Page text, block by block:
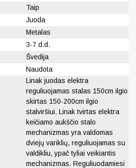
Taip
Juoda
Metalas
3-7 d.d.
Švedija
Naudota
Linak juodas elektra
reguliuojamas stalas 150cm ilgio
skirtas 150-200cm ilgio
stalviršiui. Linak tvirtas elektra
keičiamo aukščio stalo
mechanizmas yra valdomas
dviejų variklių, reguliuojamas su
valdikliu, ypač tyliai veikiantis
mechanizmas. Reguliuodamiesi